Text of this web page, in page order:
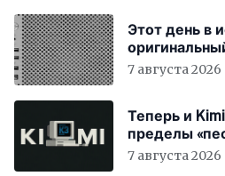
Этот день в
мощный
7 августа 2026
Теперь и
пределы
7 августа 2026